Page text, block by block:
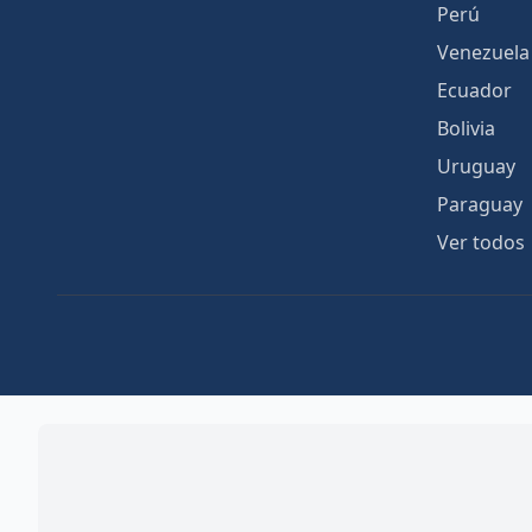
Perú
Venezuela
Ecuador
Bolivia
Uruguay
Paraguay
Ver todos